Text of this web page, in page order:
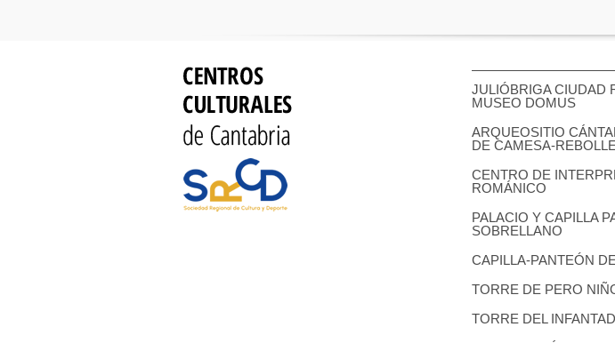
JULIÓBRIGA CIUDAD
MUSEO DOMUS
ARQUEOSITIO
DE CAMESA-
CENTRO DE
ROMÁNICO
PALACIO Y CAPILLA
SOBRELLANO
CAPILLA-PANTEÓN
TORRE DE PERO
TORRE DEL